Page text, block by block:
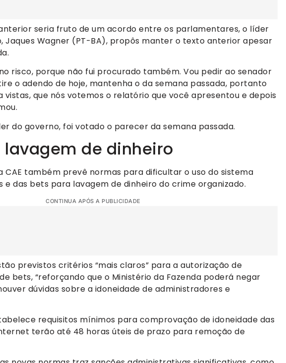
seria fruto de um acordo entre os parlamentares, o líder
Jaques Wagner (PT-BA), propôs manter o texto anterior apesar
risco, porque não fui procurado também. Vou pedir ao senador
o adendo de hoje, mantenha o da semana passada, portanto
vistas, que nós votemos o relatório que você apresentou e depois
do governo, foi votado o parecer da semana passada.
de dinheiro
CAE também prevê normas para dificultar o uso do sistema
e das bets para lavagem de dinheiro do crime organizado.
CONTINUA APÓS A PUBLICIDADE
previstos critérios “mais claros” para a autorização de
bets, “reforçando que o Ministério da Fazenda poderá negar
dúvidas sobre a idoneidade de administradores e
requisitos mínimos para comprovação de idoneidade das
terão até 48 horas úteis de prazo para remoção de